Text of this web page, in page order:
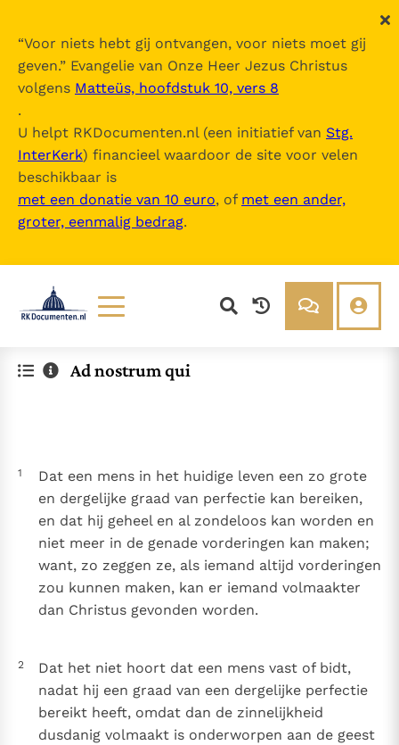
“Voor niets hebt gij ontvangen, voor niets moet gij
geven.” Evangelie van Onze Heer Jezus Christus
volgens Matteüs, hoofdstuk 10, vers 8
.
U helpt RKDocumenten.nl (een initiatief van Stg.
InterKerk) financieel waardoor de site voor velen
beschikbaar is
met een donatie van 10 euro, of met een ander,
groter, eenmalig bedrag.
Documenten
Denzinger
Gebruiksvoorwaarden
Nieuwste Documenten
5. Het gebed van de Kerk
In Christus wordt onze honger vervuld
Leer de kostbare parel van Gods koninkrijk te
Berichten
Het Vaticaan publiceert een nieuwe Latijnse uitgave
Ad nostrum qui
1
Dat een mens in het huidige leven een zo grote
en dergelijke graad van perfectie kan bereiken,
en dat hij geheel en al zondeloos kan worden en
niet meer in de genade vorderingen kan maken;
want, zo zeggen ze, als iemand altijd vorderingen
zou kunnen maken, kan er iemand volmaakter
dan Christus gevonden worden.
2
Dat het niet hoort dat een mens vast of bidt,
nadat hij een graad van een dergelijke perfectie
bereikt heeft, omdat dan de zinnelijkheid
dusdanig volmaakt is onderworpen aan de geest